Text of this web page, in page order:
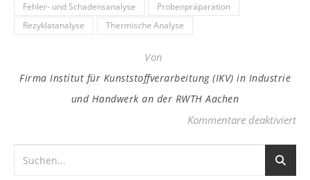
Fehler- und Schadensanalyse
Probenpräparation
Rezyklatanalyse
Thermische Analyse
Von
Firma Institut für Kunststoffverarbeitung (IKV) in Industrie
und Handwerk an der RWTH Aachen
Kommentare deaktiviertfür